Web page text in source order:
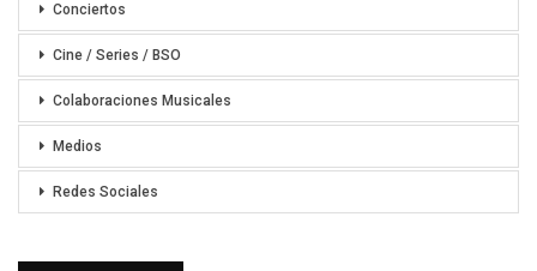
Conciertos
Cine / Series / BSO
Colaboraciones Musicales
Medios
Redes Sociales